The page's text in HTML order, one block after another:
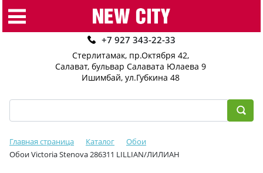
+7 927 343-22-33
Стерлитамак, пр.Октября 42,
Салават, бульвар Салавата Юлаева 9
Ишимбай, ул.Губкина 48
Главная страница Каталог
Обои
Обои Victoria Stenova 286311 LILLIAN/ЛИЛИАН